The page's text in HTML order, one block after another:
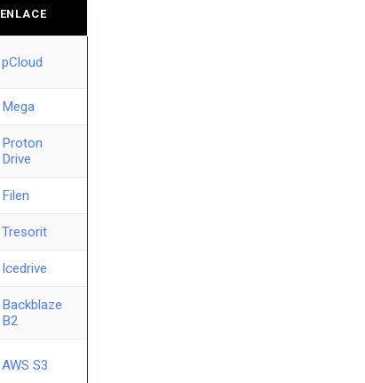
ENLACE
pCloud
Mega
Proton
Drive
Filen
Tresorit
Icedrive
Backblaze
B2
AWS S3